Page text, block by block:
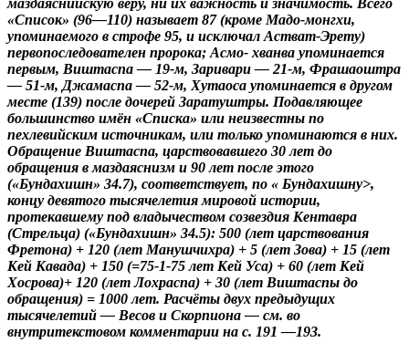
«Список» (96—110) называет 87 (кроме Мадо-монгхи,
упоминаемого в строфе 95, и исключал Астват-Эрету)
первопоследователен пророка; Асмо- хванва упоминается
первым, Виштаспа — 19-м, Заривари — 21-м, Фрашаоштра
— 51-м, Джамаспа — 52-м, Хутаоса упоминается в другом
месте (139) после дочерей Заратуштры. Подавляющее
большинство имён «Списка» или неизвестны по
пехлевийским источникам, или только упоминаются в них.
Обращение Виштаспа, царствовавшего 30 лет до
обращения в маздаяснизм и 90 лет после этого
(«Бундахишн» 34.7), соответствует, по « Бундахишну>,
концу девятого тысячелетия мировой истории,
протекавшему под владычеством созвездия Кентавра
(Стрельца) («Бундахишн» 34.5): 500 (лет царствования
Фретона) + 120 (лет Манушчихра) + 5 (лет Зова) + 15 (лет
Кей Кавада) + 150 (=75-1-75 лет Кей Уса) + 60 (лет Кей
Хосрова)+ 120 (лет Лохраспа) + 30 (лет Виштаспы до
обращения) = 1000 лет. Расчёты двух предыдущих
тысячелетий — Весов и Скорпиона — см. во
внутритекстовом комментарии на с. 191 —193.